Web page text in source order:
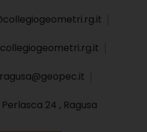
24 , Ragusa